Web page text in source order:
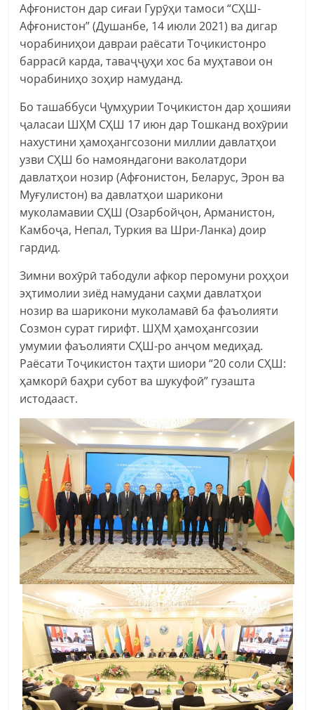
Афғонистон дар сиғаи Гурӯҳи тамоси “СҲШ-
Афғонистон” (Душанбе, 14 июли 2021) ва дигар
чорабиниҳои давраи раёсати Тоҷикистонро
баррасӣ карда, таваҷҷуҳи хос ба муҳтавои он
чорабиниҳо зоҳир намуданд.
Бо ташаббуси Ҷумҳурии Тоҷикистон дар ҳошияи
ҷаласаи ШҲМ СҲШ 17 июн дар Тошканд вохӯрии
нахустини ҳамоҳангсозони миллии давлатҳои
узви СҲШ бо намояндагони ваколатдори
давлатҳои нозир (Афғонистон, Беларус, Эрон ва
Муғулистон) ва давлатҳои шарикони
муколамавии СҲШ (Озарбойҷон, Арманистон,
Камбоҷа, Непал, Туркия ва Шри-Ланка) доир
гардид.
Зимни вохӯрӣ табодули афкор перомуни роҳҳои
эҳтимолии зиёд намудани саҳми давлатҳои
нозир ва шарикони муколамавӣ ба фаъолияти
Созмон сурат гирифт. ШҲМ ҳамоҳангсозии
умумии фаъолияти СҲШ-ро анҷом медиҳад.
Раёсати Тоҷикистон таҳти шиори “20 соли СҲШ:
ҳамкорӣ баҳри субот ва шукуфоӣ” гузашта
истодааст.